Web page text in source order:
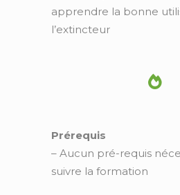
apprendre la bonne
l’extincteur
Prérequis
– Aucun pré-requis
suivre la formation